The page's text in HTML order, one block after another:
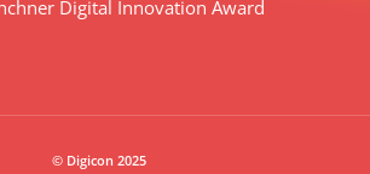
Digital Innovation Award
© Digicon 2025